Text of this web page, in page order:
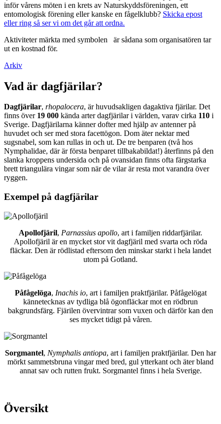
inför vårens möten i en krets av Naturskyddsföreningen, ett
entomologisk förening eller kanske en fågelklubb? Skicka epost
eller ring så ser vi om det går att ordna.
Aktiviteter märkta med symbolen
är sådana som organisatören tar
ut en kostnad för.
Arkiv
Vad är dagfjärilar?
Dagfjärilar, rhopalocera, är huvudsakligen dagaktiva fjärilar. Det
finns över 19 000 kända arter dagfjärilar i världen, varav cirka 110 i
Sverige. Dagfjärilarna känner dofter med hjälp av antenner på
huvudet och ser med stora facettögon. Dom äter nektar med
sugsnabel, som kan rullas in och ut. De tre benparen (två hos
Nymphalidae, där är första benparet tillbakabildat!) återfinns på den
slanka kroppens undersida och på ovansidan finns ofta färgstarka
brett triangulära vingar som när de vilar är resta mot varandra över
ryggen.
Exempel på dagfjärilar
Apollofjäril, Parnassius apollo, art i familjen riddarfjärilar.
Apollofjäril är en mycket stor vit dagfjäril med svarta och röda
fläckar. Den är rödlistad eftersom den minskar starkt i hela landet
utom på Gotland.
Påfågelöga, Inachis io, art i familjen praktfjärilar. Påfågelögat
kännetecknas av tydliga blå ögonfläckar mot en rödbrun
bakgrundsfärg. Fjärilen övervintrar som vuxen och därför kan den
ses mycket tidigt på våren.
Sorgmantel, Nymphalis antiopa, art i familjen praktfjärilar. Den har
mörkt sammetsbruna vingar med bred, gul ytterkant och äter bland
annat sav och rutten frukt. Sorgmantel finns i hela Sverige.
Översikt